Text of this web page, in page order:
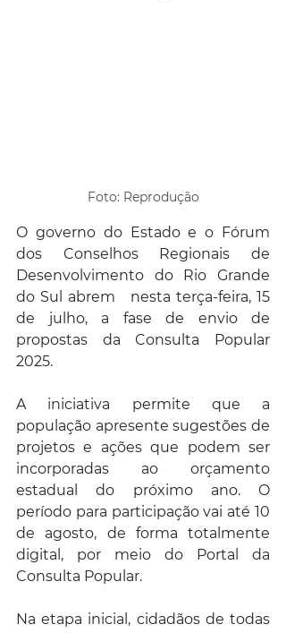
Foto: Reprodução
O governo do Estado e o Fórum
dos Conselhos Regionais de
Desenvolvimento do Rio Grande
do Sul abrem   nesta terça-feira, 15
de julho, a fase de envio de
propostas da Consulta Popular
2025.
A iniciativa permite que a
população apresente sugestões de
projetos e ações que podem ser
incorporadas ao orçamento
estadual do próximo ano. O
período para participação vai até 10
de agosto, de forma totalmente
digital, por meio do Portal da
Consulta Popular.
Na etapa inicial, cidadãos de todas